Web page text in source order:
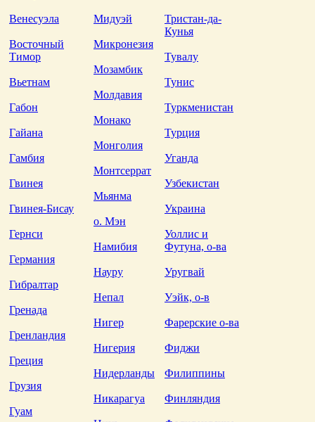
Венесуэла
Восточный
Тимор
Вьетнам
Габон
Гайана
Гамбия
Гвинея
Гвинея-Бисау
Гернси
Германия
Гибралтар
Гренада
Гренландия
Греция
Грузия
Гуам
Мидуэй
Микронезия
Мозамбик
Молдавия
Монако
Монголия
Монтсеррат
Мьянма
о. Мэн
Намибия
Науру
Непал
Нигер
Нигерия
Нидерланды
Никарагуа
Тристан-да-
Кунья
Тувалу
Тунис
Туркменистан
Турция
Уганда
Узбекистан
Украина
Уоллис и
Футуна, о-ва
Уругвай
Уэйк, о-в
Фарерские о-ва
Фиджи
Филиппины
Финляндия